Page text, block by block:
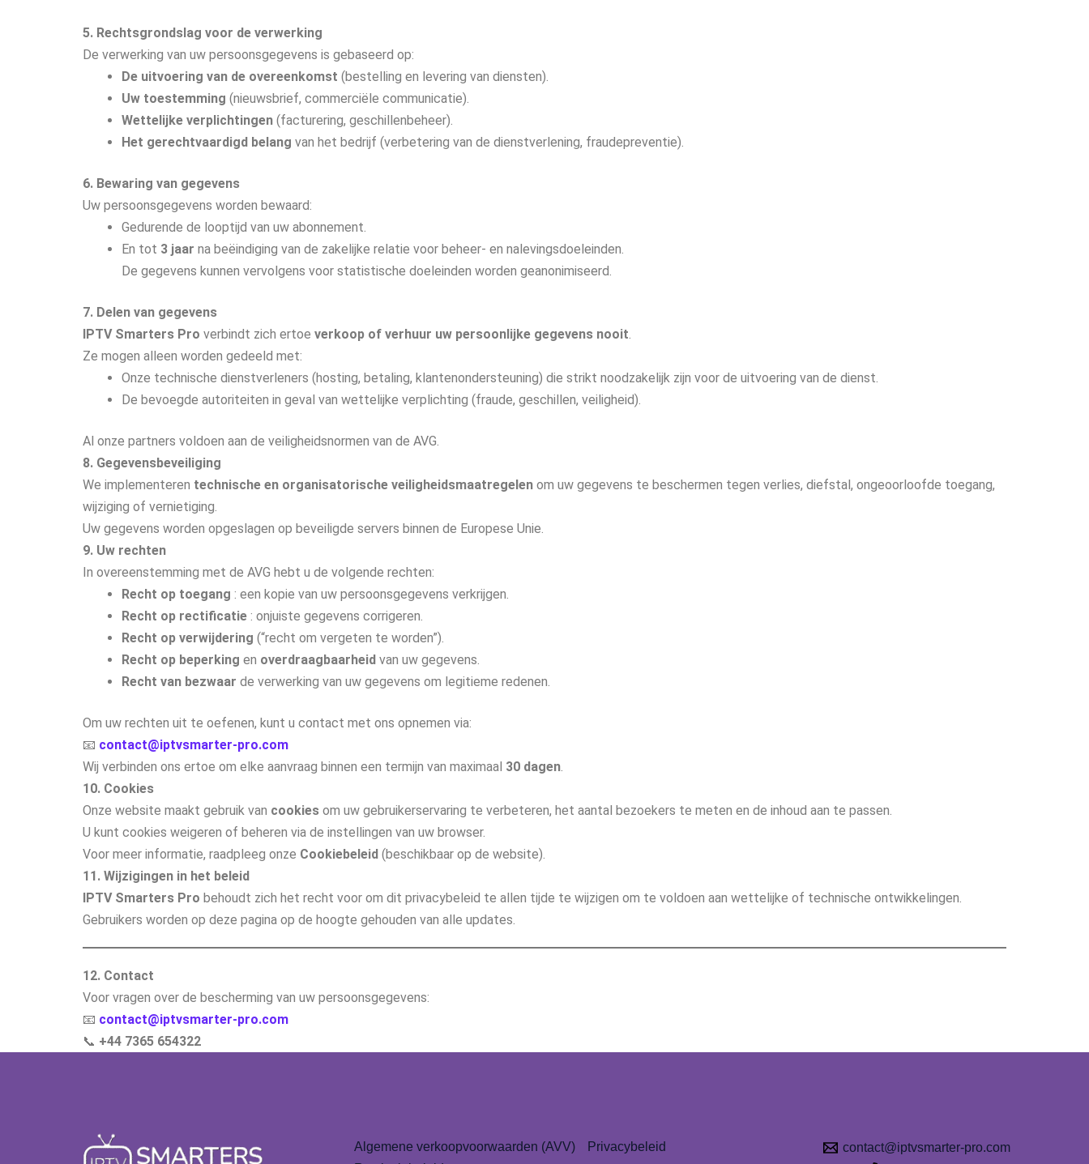
5. Rechtsgrondslag voor de verwerking
De verwerking van uw persoonsgegevens is gebaseerd op:
De uitvoering van de overeenkomst (bestelling en levering van diensten).
Uw toestemming (nieuwsbrief, commerciële communicatie).
Wettelijke verplichtingen (facturering, geschillenbeheer).
Het gerechtvaardigd belang van het bedrijf (verbetering van de dienstverlening, fraudepreventie).
6. Bewaring van gegevens
Uw persoonsgegevens worden bewaard:
Gedurende de looptijd van uw abonnement.
En tot 3 jaar na beëindiging van de zakelijke relatie voor beheer- en nalevingsdoeleinden.
De gegevens kunnen vervolgens voor statistische doeleinden worden geanonimiseerd.
7. Delen van gegevens
IPTV Smarters Pro verbindt zich ertoe verkoop of verhuur uw persoonlijke gegevens nooit.
Ze mogen alleen worden gedeeld met:
Onze technische dienstverleners (hosting, betaling, klantenondersteuning) die strikt noodzakelijk zijn voor de uitvoering van de dienst.
De bevoegde autoriteiten in geval van wettelijke verplichting (fraude, geschillen, veiligheid).
Al onze partners voldoen aan de veiligheidsnormen van de AVG.
8. Gegevensbeveiliging
We implementeren technische en organisatorische veiligheidsmaatregelen om uw gegevens te beschermen tegen verlies, diefstal, ongeoorloofde toegang,
wijziging of vernietiging.
Uw gegevens worden opgeslagen op beveiligde servers binnen de Europese Unie.
9. Uw rechten
In overeenstemming met de AVG hebt u de volgende rechten:
Recht op toegang : een kopie van uw persoonsgegevens verkrijgen.
Recht op rectificatie : onjuiste gegevens corrigeren.
Recht op verwijdering (“recht om vergeten te worden”).
Recht op beperking en overdraagbaarheid van uw gegevens.
Recht van bezwaar de verwerking van uw gegevens om legitieme redenen.
Om uw rechten uit te oefenen, kunt u contact met ons opnemen via:
📧 contact@iptvsmarter-pro.com
Wij verbinden ons ertoe om elke aanvraag binnen een termijn van maximaal 30 dagen.
10. Cookies
Onze website maakt gebruik van cookies om uw gebruikerservaring te verbeteren, het aantal bezoekers te meten en de inhoud aan te passen.
U kunt cookies weigeren of beheren via de instellingen van uw browser.
Voor meer informatie, raadpleeg onze Cookiebeleid (beschikbaar op de website).
11. Wijzigingen in het beleid
IPTV Smarters Pro behoudt zich het recht voor om dit privacybeleid te allen tijde te wijzigen om te voldoen aan wettelijke of technische ontwikkelingen.
Gebruikers worden op deze pagina op de hoogte gehouden van alle updates.
12. Contact
Voor vragen over de bescherming van uw persoonsgegevens:
📧 contact@iptvsmarter-pro.com
📞 +44 7365 654322
Algemene verkoopvoorwaarden (AVV)
Privacybeleid
contact@iptvsmarter-pro.com